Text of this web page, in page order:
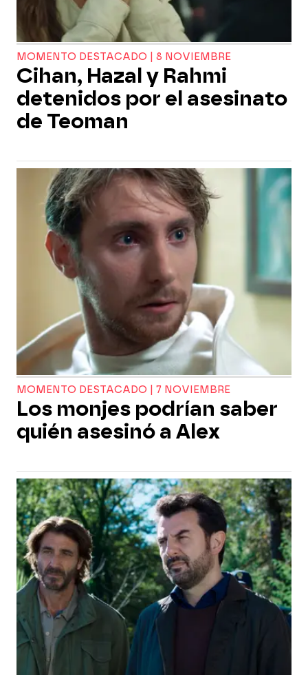
MOMENTO DESTACADO | 8 NOVIEMBRE
Cihan, Hazal y Rahmi
detenidos por el asesinato
de Teoman
MOMENTO DESTACADO | 7 NOVIEMBRE
Los monjes podrían saber
quién asesinó a Alex